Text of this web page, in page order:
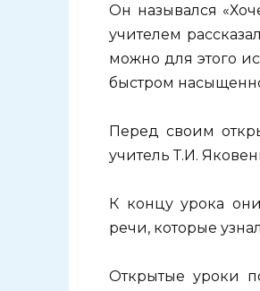
Он назывался
учителем
можно для этого
быстром
Перед своим
учитель Т.И.
К концу урока
речи, которые
Открытые уроки